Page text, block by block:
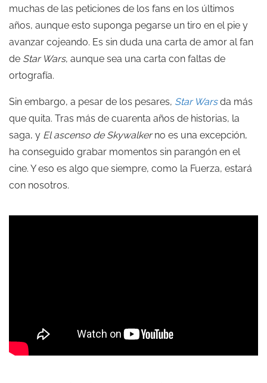
muchas de las peticiones de los fans en los últimos
años, aunque esto suponga pegarse un tiro en el pie y
avanzar cojeando. Es sin duda una carta de amor al fan
de Star Wars, aunque sea una carta con faltas de
ortografía.
Sin embargo, a pesar de los pesares, Star Warsda más
que quita. Tras más de cuarenta años de historias, la
saga, y El ascenso de Skywalkerno es una excepción,
ha conseguido grabar momentos sin parangón en el
cine. Y eso es algo que siempre, como la Fuerza, estará
con nosotros.